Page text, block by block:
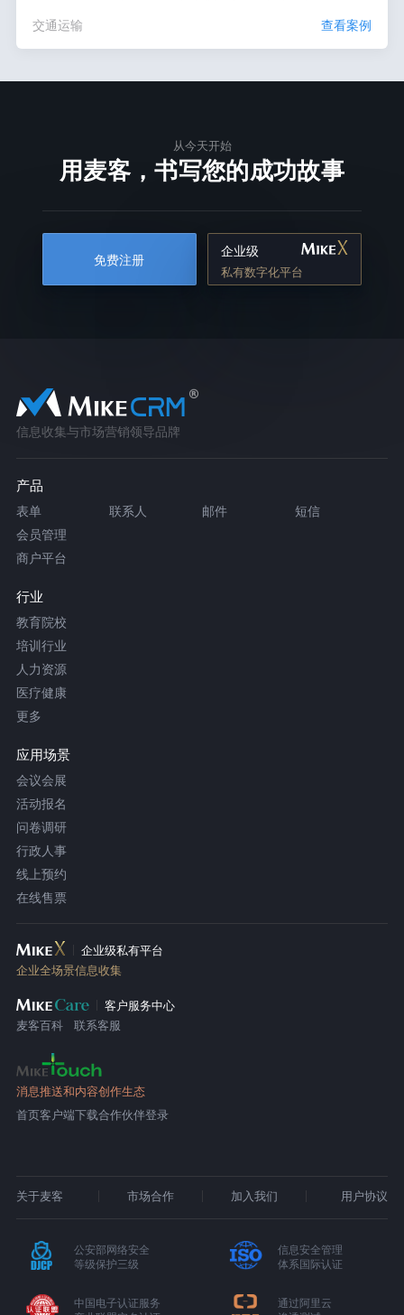
交通运输 查看案例
从今天开始
用麦客，书写您的成功故事
免费注册
企业级
私有数字化平台
信息收集与市场营销领导品牌
产品
表单 联系人 邮件
短信
会员管理
商户平台
行业
教育院校
培训行业
人力资源
医疗健康
更多
应用场景
会议会展
活动报名
问卷调研
行政人事
线上预约
在线售票
企业级私有平台
企业全场景信息收集
客户服务中心
麦客百科
联系客服
消息推送和内容创作生态
首页客户端下载合作伙伴登录
关于麦客 市场合作 加入我们 用户协议
公安部网络安全
等级保护三级
信息安全管理
体系国际认证
中国电子认证服务
通过阿里云